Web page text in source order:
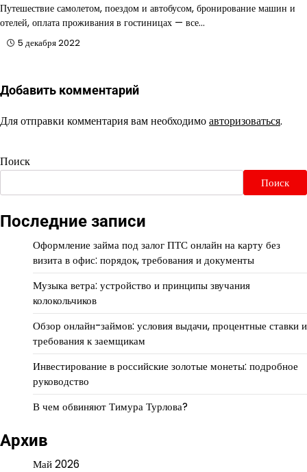
Путешествие самолетом, поездом и автобусом, бронирование машин и
отелей, оплата проживания в гостиницах — все…
5 декабря 2022
Добавить комментарий
Для отправки комментария вам необходимоавторизоваться.
Поиск
Поиск
Последние записи
Оформление займа под залог ПТС онлайн на карту без
визита в офис: порядок, требования и документы
Музыка ветра: устройство и принципы звучания
колокольчиков
Обзор онлайн-займов: условия выдачи, процентные ставки и
требования к заемщикам
Инвестирование в российские золотые монеты: подробное
руководство
В чем обвиняют Тимура Турлова?
Архив
Май 2026